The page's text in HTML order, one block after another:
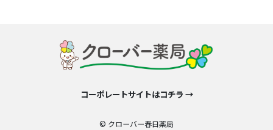
コーポレートサイトはコチラ →
© クローバー春日薬局